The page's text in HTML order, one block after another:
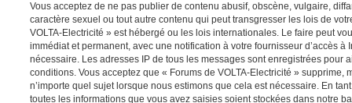
Vous acceptez de ne pas publier de contenu abusif, obscène, vulgaire,
caractère sexuel ou tout autre contenu qui peut transgresser les lois de
VOLTA-Electricité » est hébergé ou les lois internationales. Le faire peut
immédiat et permanent, avec une notification à votre fournisseur d’accès à
nécessaire. Les adresses IP de tous les messages sont enregistrées pour
conditions. Vous acceptez que « Forums de VOLTA-Electricité » supprime,
n’importe quel sujet lorsque nous estimons que cela est nécessaire. En
toutes les informations que vous avez saisies soient stockées dans notre